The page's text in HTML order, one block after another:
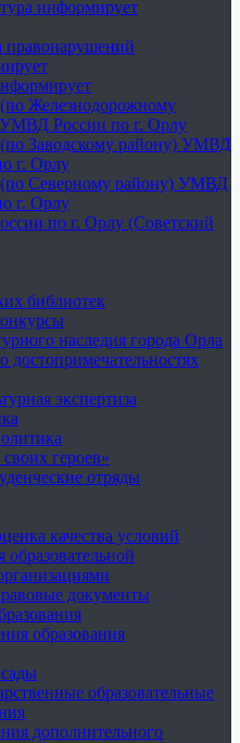
информирует
правонарушений
Железнодорожному
России по г. Орлу
Заводскому району) УМВД
г. Орлу
Северному району) УМВД
г. Орлу
по г. Орлу (Советский
библиотек
наследия города Орла
достопримечательностях
экспертиза
героев»
отряды
качества условий
образовательной
документы
образования
образовательные
дополнительного